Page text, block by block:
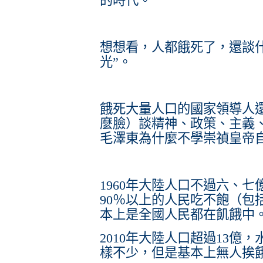
想想看，人都餓死了，還談
光”。
餓死大量人口的國家領導人
麼臉）談精神、政策、主義
毛澤東為什麼不學崇禎皇帝
1960年大陸人口不過六、
90％以上的人民吃不飽（包
本上是全國人民都在飢餓中
2010年大陸人口超過13億
樣不少，但是基本上無人挨